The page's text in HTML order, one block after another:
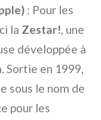
: Pour les
la Zestar!, une
développée à
Sortie en 1999,
sous le nom de
pour les